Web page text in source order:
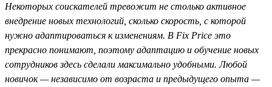
Некоторых соискателей тревожит не столько активное
внедрение новых технологий, сколько скорость, с которой
нужно адаптироваться к изменениям. В Fix Price это
прекрасно понимают, поэтому адаптацию и обучение новых
сотрудников здесь сделали максимально удобными. Любой
новичок — независимо от возраста и предыдущего опыта —